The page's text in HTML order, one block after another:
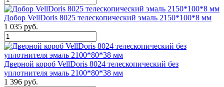
Добор VellDoris 8025 телескопический эмаль 2150*100*8 мм
1 035 руб.
Дверной короб VellDoris 8024 телескопический без
уплотнителя эмаль 2100*80*38 мм
1 396 руб.